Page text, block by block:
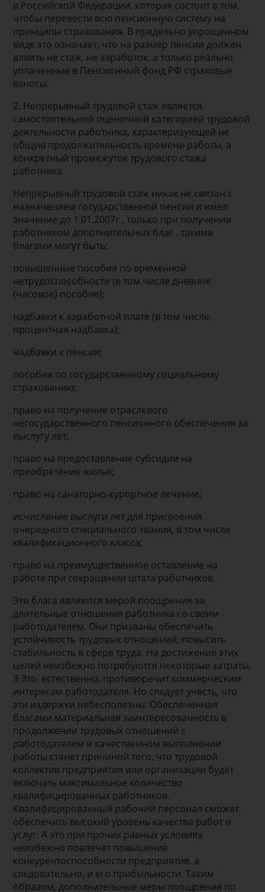
в Российской Федерации, которая состоит в том,
чтобы перевести всю пенсионную систему на
принципы страхования. В предельно упрощенном
виде это означает, что на размер пенсии должен
влиять не стаж, не заработок, а только реально
уплаченные в Пенсионный фонд РФ страховые
взносы.
2. Непрерывный трудовой стаж является
самостоятельной оценочной категорией трудовой
деятельности работника, характеризующей не
общую продолжительность времени работы, а
конкретный промежуток трудового стажа
работника.
Непрерывный трудовой стаж никак не связан с
назначением государственной пенсии и имел
значение до 1.01.2007г , только при получении
работником дополнительных благ . такими
благами могут быть:
повышенные пособия по временной
нетрудоспособности (в том числе дневное
(часовое) пособие);
надбавки к заработной плате (в том числе
процентная надбавка);
надбавки к пенсии;
пособия по государственному социальному
страхованию;
право на получение отраслевого
негосударственного пенсионного обеспечения за
выслугу лет;
право на предоставление субсидии на
приобретение жилья;
право на санаторно-курортное лечение;
исчисление выслуги лет для присвоения
очередного специального звания, в том числе
квалификационного класса;
право на преимущественное оставление на
работе при сокращении штата работников.
Эти блага являются мерой поощрения за
длительные отношения работника со своим
работодателем. Они призваны обеспечить
устойчивость трудовых отношений, повысить
стабильность в сфере труда. На достижение этих
целей неизбежно потребуются некоторые затраты.
3 Это, естественно, противоречит коммерческим
интересам работодателя. Но следует учесть, что
эти издержки небесполезны. Обеспеченная
благами материальная заинтересованность в
продолжении трудовых отношений с
работодателем и качественном выполнении
работы станет причиной того, что трудовой
коллектив предприятия или организации будет
включать максимальное количество
квалифицированных работников.
Квалифицированный рабочий персонал сможет
обеспечить высокий уровень качества работ и
услуг. А это при прочих равных условиях
неизбежно повлечет повышение
конкурентоспособности предприятия, а
следовательно, и его прибыльности. Таким
образом, дополнительные меры поощрения по